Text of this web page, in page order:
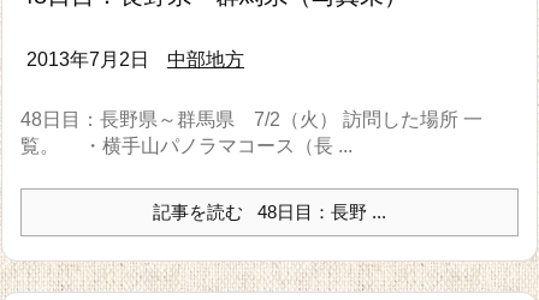
2013年7月2日 中部地方
48日目：長野県～群馬県 7/2（火） 訪問した場所 一
覧。 ・横手山パノラマコース（長 ...
記事を読む 48日目：長野 ...